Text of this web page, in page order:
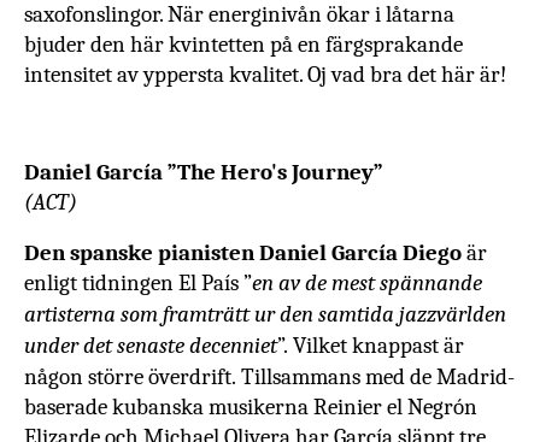
saxofonslingor. När energinivån ökar i låtarna
bjuder den här kvintetten på en färgsprakande
intensitet av yppersta kvalitet. Oj vad bra det här är!
Daniel García ”The Hero's Journey”
(ACT)
Den spanske pianisten Daniel García Diegoär
enligt tidningen El País ”en av de mest spännande
artisterna som framträtt ur den samtida jazzvärlden
under det senaste decenniet”. Vilket knappast är
någon större överdrift. Tillsammans med de Madrid-
baserade kubanska musikerna Reinier el Negrón